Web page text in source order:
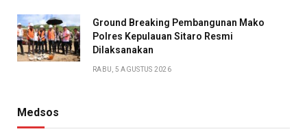
Ground Breaking Pembangunan Mako
Polres Kepulauan Sitaro Resmi
Dilaksanakan
RABU, 5 AGUSTUS 2026
Medsos